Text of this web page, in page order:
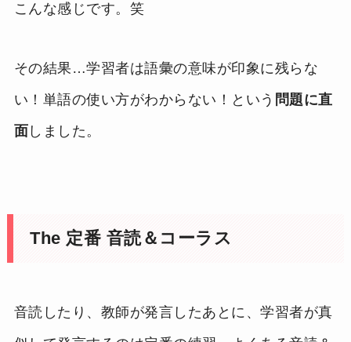
こんな感じです。笑
その結果…学習者は語彙の意味が印象に残らな
い！単語の使い方がわからない！という 問題に直
面 しました。
The 定番 音読＆コーラス
音読したり、教師が発言したあとに、学習者が真